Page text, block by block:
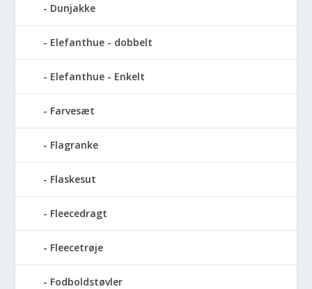
Dunjakke
Elefanthue - dobbelt
Elefanthue - Enkelt
Farvesæt
Flagranke
Flaskesut
Fleecedragt
Fleecetrøje
Fodboldstøvler